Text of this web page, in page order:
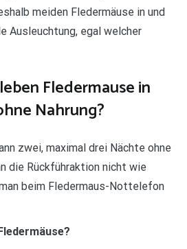
meiden Fledermäuse in und
Ausleuchtung, egal welcher
Fledermause in
Nahrung?
zwei, maximal drei Nächte ohne
die Rückführaktion nicht wie
beim Fledermaus-Nottelefon